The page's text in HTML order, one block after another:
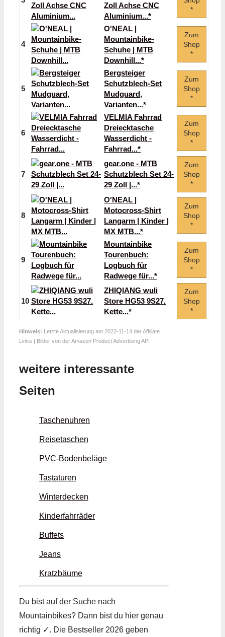
Zoll Achse CNC
Aluminium...*
*
4
O'NEAL |
Mountainbike-
Schuhe | MTB
Downhill...*
Zum
Shop
*
5
Bergsteiger
Schutzblech-Set
Mudguard,
Varianten...*
Zum
Shop
*
6
VELMIA Fahrrad
Dreiecktasche
Wasserdicht -
Fahrrad...*
Zum
Shop
*
7
gear.one - MTB
Schutzblech Set 24-
29 Zoll |...*
Zum
Shop
*
8
O'NEAL |
Motocross-Shirt
Langarm | Kinder |
MX MTB...*
Zum
Shop
*
9
Mountainbike
Tourenbuch:
Logbuch für
Radwege für...*
Zum
Shop
*
10
ZHIQIANG wuli
Store HG53 9S27.
Kette...*
Zum
Shop
*
Hinweis: Letzte Aktualisierung am 2022-11-14 der Affiliate
Links | Bilder von der Amazon Product Advertising API
weitere interessante
Seiten
Taschenuhren
Reisetaschen
PVC-Bodenbeläge
Tastaturen
Winterdecken
Kinderfahrräder
Buffets
Jeans
Kratzbäume
Du bist auf der Suche nach
Mountainbikes? Dann bist du hier genau
richtig ✓. Die Bestseller 2026 geben